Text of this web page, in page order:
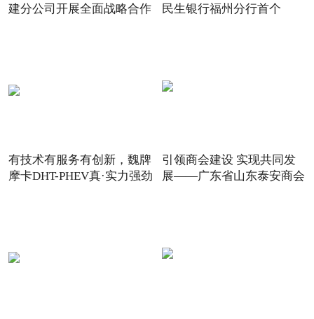
建分公司开展全面战略合作
民生银行福州分行首个
有技术有服务有创新，魏牌
摩卡DHT-PHEV真·实力强劲
引领商会建设 实现共同发
展——广东省山东泰安商会